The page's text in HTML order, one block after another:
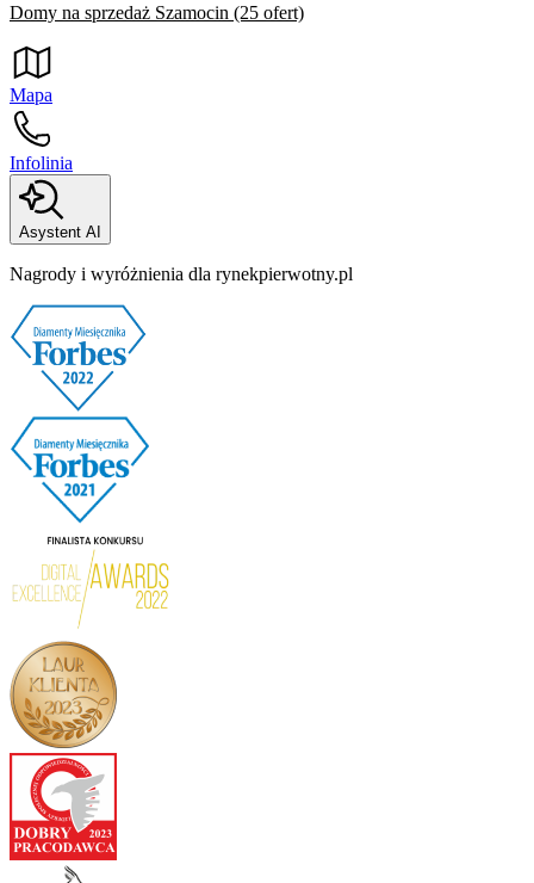
Domy na sprzedaż Szamocin (25 ofert)
Mapa
Infolinia
Asystent AI
Nagrody i wyróżnienia dla rynekpierwotny.pl